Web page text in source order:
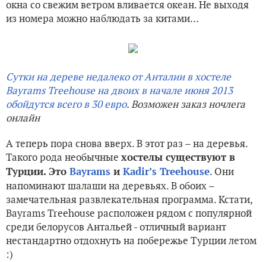
окна со свежим ветром вливается океан. Не выходя
из номера можно наблюдать за китами…
Сутки на дереве недалеко от Анталии в хостеле
Bayrams Treehouse на двоих в начале июня 2013
обойдутся всего в 30 евро. Возможен заказ ночлега
онлайн
А теперь пора снова вверх. В этот раз – на деревья.
Такого рода необычные хостелы существуют в
Турции. Это Bayrams и Kadir’s Treehouse. Они
напоминают шалаши на деревьях. В обоих –
замечательная развлекательная программа. Кстати,
Bayrams Treehouse расположен рядом с популярной
среди белорусов Антальей - отличный вариант
нестандартно отдохнуть на побережье Турции летом
:)